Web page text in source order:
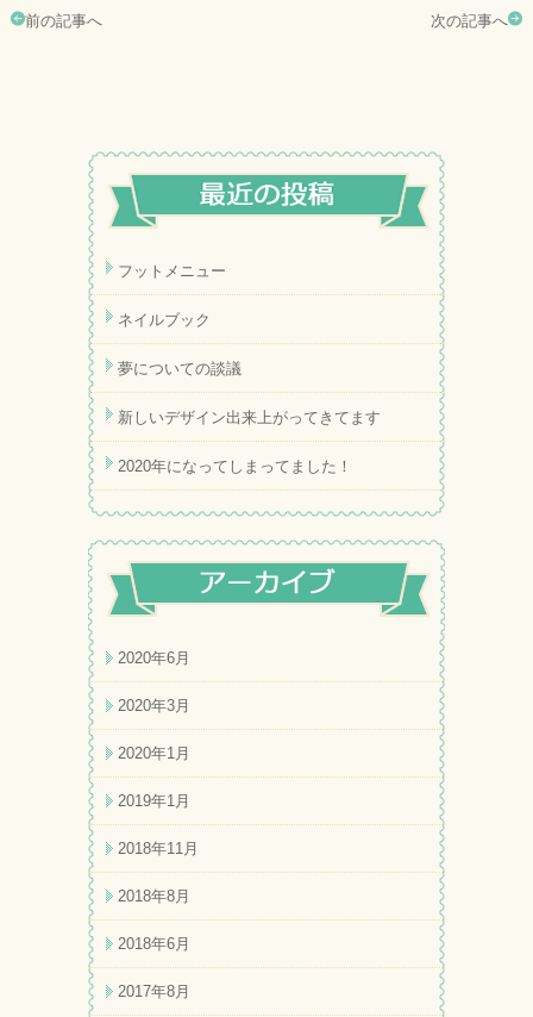
前の記事へ 次の記事へ
フットメニュー
ネイルブック
夢についての談議
新しいデザイン出来上がってきてます
2020年になってしまってました！
2020年6月
2020年3月
2020年1月
2019年1月
2018年11月
2018年8月
2018年6月
2017年8月